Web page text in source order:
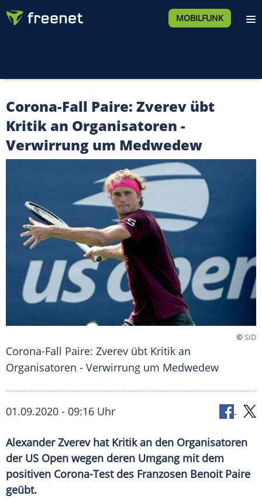
MOBILFUNK
Corona-Fall Paire: Zverev übt
Kritik an Organisatoren -
Verwirrung um Medwedew
©SID
Corona-Fall Paire: Zverev übt Kritik an
Organisatoren - Verwirrung um Medwedew
01.09.2020 - 09:16 Uhr
Alexander Zverev hat Kritik an den Organisatoren
der US Open wegen deren Umgang mit dem
positiven Corona-Test des Franzosen Benoit Paire
geübt.